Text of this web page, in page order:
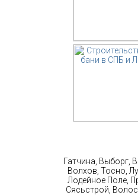
Гатчина, Выборг,
Волхов, Тосно,
Лодейное Поле,
Сясьстрой,